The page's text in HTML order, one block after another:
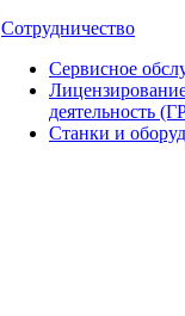
Сотрудничество
Сервисное
деятельность
Станки и